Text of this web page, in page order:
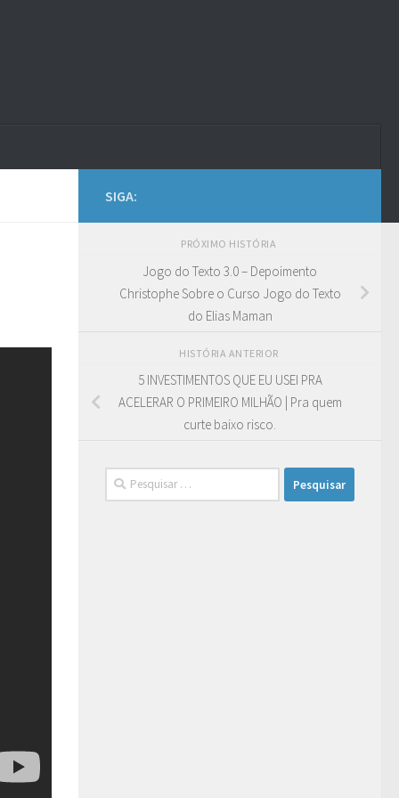
SIGA:
PRÓXIMO HISTÓRIA
Jogo do Texto 3.0 – Depoimento
Christophe Sobre o Curso Jogo do Texto
do Elias Maman
HISTÓRIA ANTERIOR
5 INVESTIMENTOS QUE EU USEI PRA
ACELERAR O PRIMEIRO MILHÃO | Pra quem
curte baixo risco.
Pesquisar
por: